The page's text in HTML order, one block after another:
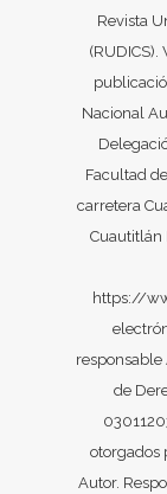
Revista
(RUDICS).
Nacional
Facultad
carretera
Cuautitlán
https://
responsable
de
otorgados
Autor.